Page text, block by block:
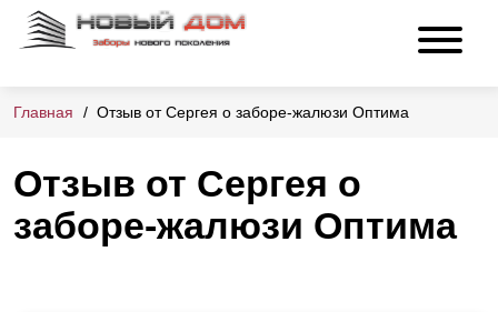
Главная Отзыв от Сергея о заборе-жалюзи Оптима
Отзыв от Сергея о
заборе-жалюзи Оптима